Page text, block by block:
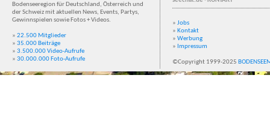
Bodenseeregion für Deutschland, Österreich und
der Schweiz mit aktuellen News, Events, Partys,
Gewinnspielen sowie Fotos + Videos.
» 22.500 Mitglieder
» 35.000 Beiträge
» 3.500.000 Video-Aufrufe
» 30.000.000 Foto-Aufrufe
» Jobs
» Kontakt
» Werbung
» Impressum
©Copyright 1999-2025